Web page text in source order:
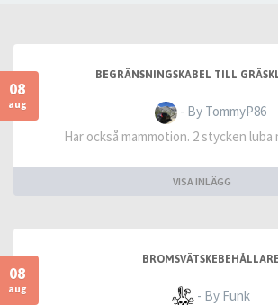
08
aug
BEGRÄNSNINGSKABEL TILL
- By TommyP86
Har också mammotion. 2 stycken
VISA INLÄGG
08
aug
BROMSVÄTSKEBEHÅLLARE
- By Funk